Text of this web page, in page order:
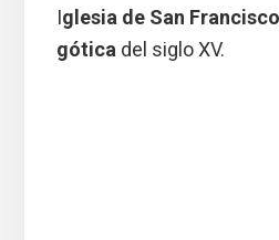
Iglesia de San Francisco
gótica del siglo XV.